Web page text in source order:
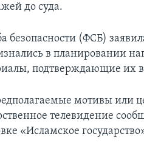
до суда.
безопасности (ФСБ)
в планировании
подтверждающие их
мотивы или
телевидение
«Исламское